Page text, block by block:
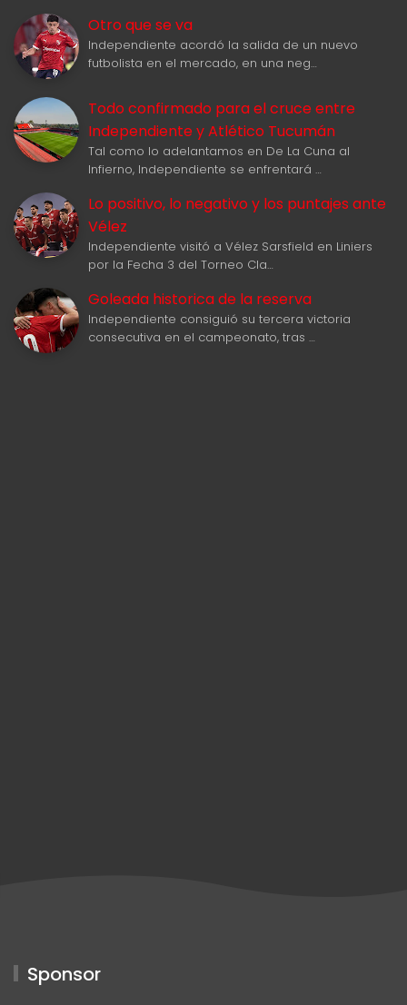
Otro que se va
Independiente acordó la salida de un nuevo
futbolista en el mercado, en una neg…
Todo confirmado para el cruce entre
Independiente y Atlético Tucumán
Tal como lo adelantamos en De La Cuna al
Infierno, Independiente se enfrentará …
Lo positivo, lo negativo y los puntajes ante
Vélez
Independiente visitó a Vélez Sarsfield en Liniers
por la Fecha 3 del Torneo Cla…
Goleada historica de la reserva
Independiente consiguió su tercera victoria
consecutiva en el campeonato, tras …
Sponsor